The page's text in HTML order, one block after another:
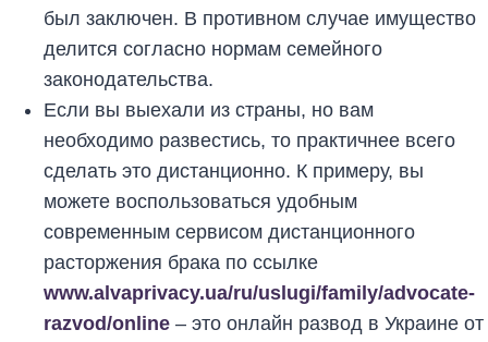
был заключен. В противном случае имущество
делится согласно нормам семейного
законодательства.
Если вы выехали из страны, но вам
необходимо развестись, то практичнее всего
сделать это дистанционно. К примеру, вы
можете воспользоваться удобным
современным сервисом дистанционного
расторжения брака по ссылке
www.alvaprivacy.ua/ru/uslugi/family/advocate-
razvod/online – это онлайн развод в Украине от